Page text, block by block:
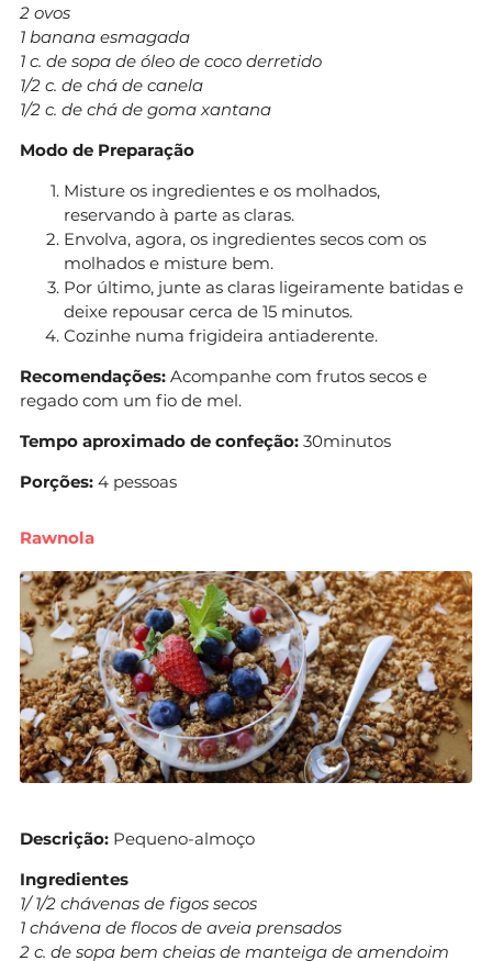
2 ovos
1 banana esmagada
1 c. de sopa de óleo de coco derretido
1/2 c. de chá de canela
1/2 c. de chá de goma xantana
Modo de Preparação
Misture os ingredientes e os molhados,
reservando à parte as claras.
Envolva, agora, os ingredientes secos com os
molhados e misture bem.
Por último, junte as claras ligeiramente batidas e
deixe repousar cerca de 15 minutos.
Cozinhe numa frigideira antiaderente.
Recomendações: Acompanhe com frutos secos e
regado com um fio de mel.
Tempo aproximado de confeção: 30minutos
Porções: 4 pessoas
Rawnola
Descrição: Pequeno-almoço
Ingredientes
1/ 1/2 chávenas de figos secos
1 chávena de flocos de aveia prensados
2 c. de sopa bem cheias de manteiga de amendoim